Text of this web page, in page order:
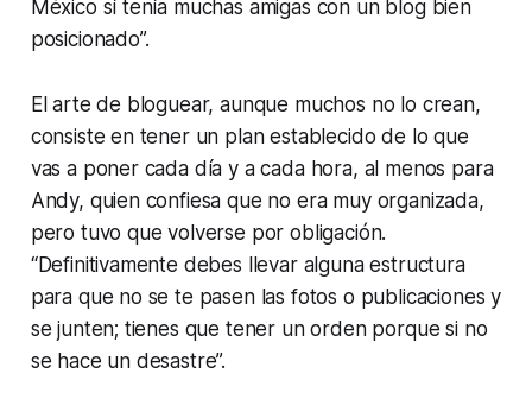
México sí tenía muchas amigas con un blog bien
posicionado”.
El arte de bloguear, aunque muchos no lo crean,
consiste en tener un plan establecido de lo que
vas a poner cada día y a cada hora, al menos para
Andy, quien confiesa que no era muy organizada,
pero tuvo que volverse por obligación.
“Definitivamente debes llevar alguna estructura
para que no se te pasen las fotos o publicaciones y
se junten; tienes que tener un orden porque si no
se hace un desastre”.